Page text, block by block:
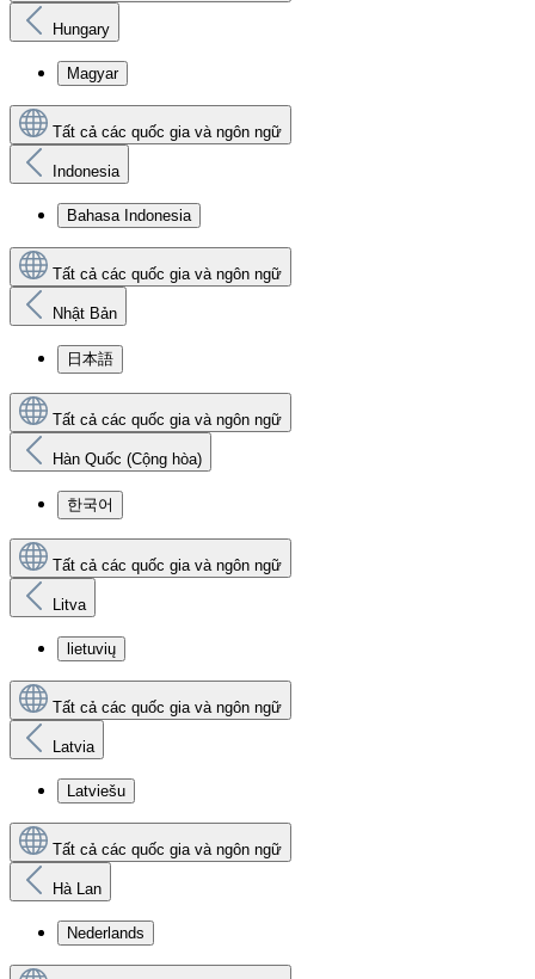
Hungary
Magyar
Tất cả các quốc gia và ngôn ngữ
Indonesia
Bahasa Indonesia
Tất cả các quốc gia và ngôn ngữ
Nhật Bản
日本語
Tất cả các quốc gia và ngôn ngữ
Hàn Quốc (Cộng hòa)
한국어
Tất cả các quốc gia và ngôn ngữ
Litva
lietuvių
Tất cả các quốc gia và ngôn ngữ
Latvia
Latviešu
Tất cả các quốc gia và ngôn ngữ
Hà Lan
Nederlands